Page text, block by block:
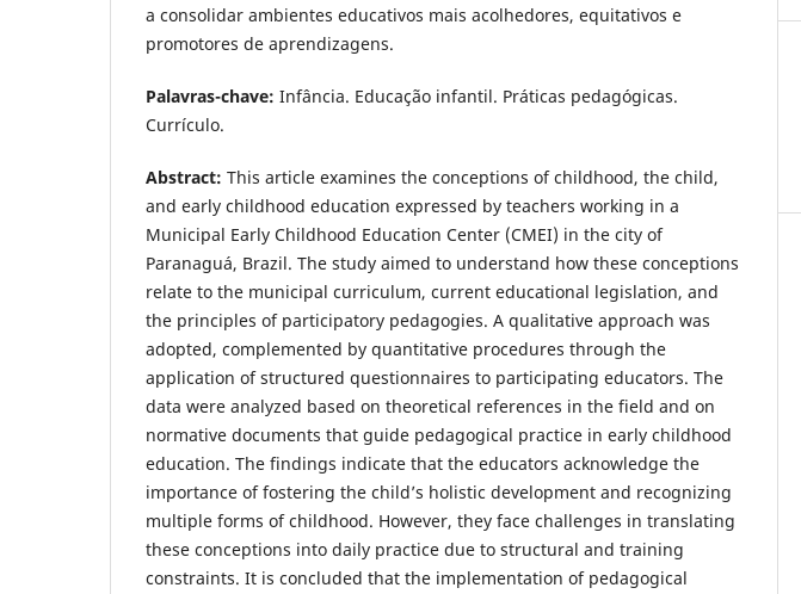
a consolidar ambientes educativos mais acolhedores, equitativos e
promotores de aprendizagens.
Palavras-chave: Infância. Educação infantil. Práticas pedagógicas.
Currículo.
Abstract: This article examines the conceptions of childhood, the child,
and early childhood education expressed by teachers working in a
Municipal Early Childhood Education Center (CMEI) in the city of
Paranaguá, Brazil. The study aimed to understand how these conceptions
relate to the municipal curriculum, current educational legislation, and
the principles of participatory pedagogies. A qualitative approach was
adopted, complemented by quantitative procedures through the
application of structured questionnaires to participating educators. The
data were analyzed based on theoretical references in the field and on
normative documents that guide pedagogical practice in early childhood
education. The findings indicate that the educators acknowledge the
importance of fostering the child’s holistic development and recognizing
multiple forms of childhood. However, they face challenges in translating
these conceptions into daily practice due to structural and training
constraints. It is concluded that the implementation of pedagogical